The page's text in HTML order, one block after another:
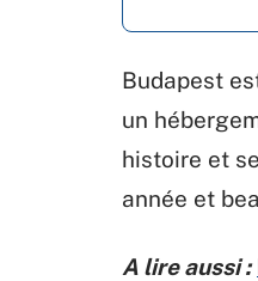
Budapest
un
histoire et
année et
A lire aussi :